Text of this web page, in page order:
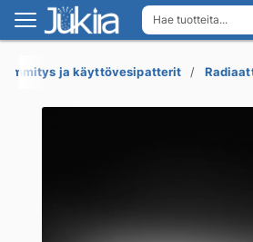
Hae tuotteita...
Siirry
navigointiin
Siirry
sisältöön
ja käyttövesipatterit